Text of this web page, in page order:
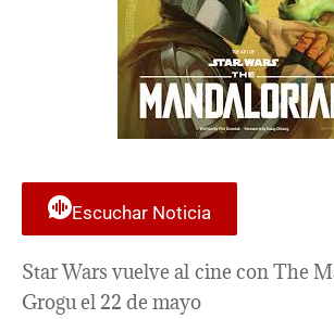
Escuchar Noticia
Star Wars vuelve al cine con The
Grogu el 22 de mayo